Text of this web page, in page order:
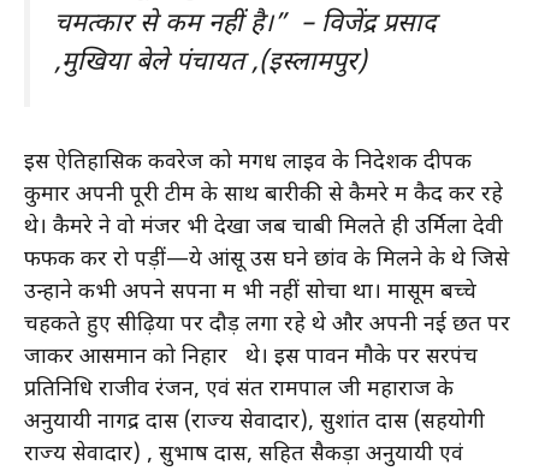
चमत्कार से कम नहीं है।” – विजेंद्र प्रसाद
,मुखिया बेले पंचायत ,(इस्लामपुर)
इस ऐतिहासिक कवरेज को मगध लाइव के निदेशक दीपक
कुमार अपनी पूरी टीम के साथ बारीकी से कैमरे में कैद कर रहे
थे। कैमरे ने वो मंजर भी देखा जब चाबी मिलते ही उर्मिला देवी
फफक कर रो पड़ीं—ये आंसू उस घने छांव के मिलने के थे जिसे
उन्होंने कभी अपने सपनों में भी नहीं सोचा था। मासूम बच्चे
चहकते हुए सीढ़ियों पर दौड़ लगा रहे थे और अपनी नई छत पर
जाकर आसमान को निहार थे। इस पावन मौके पर सरपंच
प्रतिनिधि राजीव रंजन, एवं संत रामपाल जी महाराज के
अनुयायी नागेंद्र दास (राज्य सेवादार), सुशांत दास (सहयोगी
राज्य सेवादार) , सुभाष दास, सहित सैकड़ों अनुयायी एवं